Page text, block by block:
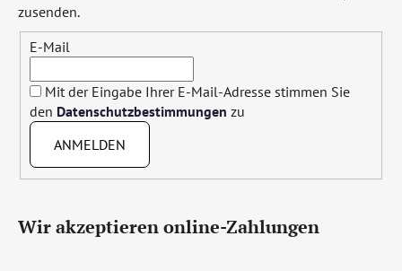
zusenden.
E-Mail
Mit der Eingabe Ihrer E-Mail-Adresse stimmen Sie
den Datenschutzbestimmungen zu
ANMELDEN
Wir akzeptieren online-Zahlungen